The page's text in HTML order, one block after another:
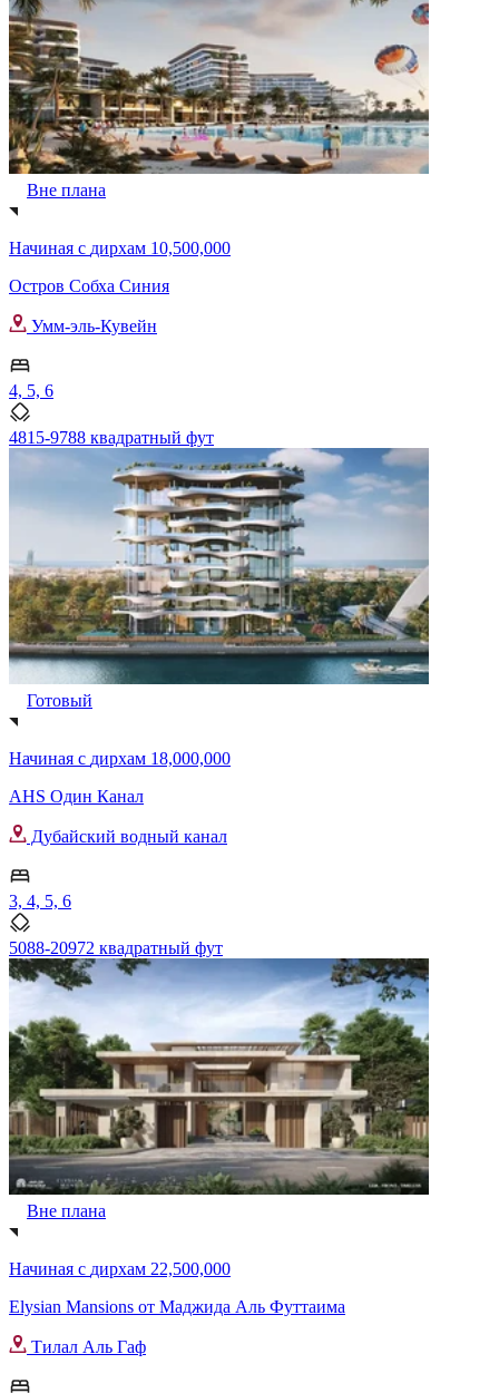
Вне плана
Начиная с дирхам 10,500,000
Остров Собха Синия
Умм-эль-Кувейн
4, 5, 6
4815-9788 квадратный фут
Готовый
Начиная с дирхам 18,000,000
AHS Один Канал
Дубайский водный канал
3, 4, 5, 6
5088-20972 квадратный фут
Вне плана
Начиная с дирхам 22,500,000
Elysian Mansions от Маджида Аль Футтаима
Тилал Аль Гаф